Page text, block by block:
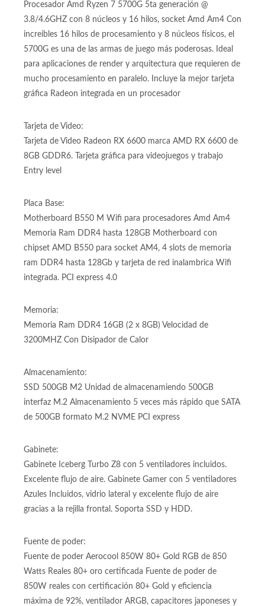
Procesador Amd Ryzen 7 5700G 5ta generación @
3.8/4.6GHZ con 8 núcleos y 16 hilos, socket Amd Am4 Con
increibles 16 hilos de procesamiento y 8 núcleos físicos, el
5700G es una de las armas de juego más poderosas. Ideal
para aplicaciones de render y arquitectura que requieren de
mucho procesamiento en paralelo. Incluye la mejor tarjeta
gráfica Radeon integrada en un procesador
Tarjeta de Video:
Tarjeta de Video Radeon RX 6600 marca AMD RX 6600 de
8GB GDDR6. Tarjeta gráfica para videojuegos y trabajo
Entry level
Placa Base:
Motherboard B550 M Wifi para procesadores Amd Am4
Memoria Ram DDR4 hasta 128GB Motherboard con
chipset AMD B550 para socket AM4, 4 slots de memoria
ram DDR4 hasta 128Gb y tarjeta de red inalambrica Wifi
integrada. PCI express 4.0
Memoria:
Memoria Ram DDR4 16GB (2 x 8GB) Velocidad de
3200MHZ Con Disipador de Calor
Almacenamiento:
SSD 500GB M2 Unidad de almacenamiendo 500GB
interfaz M.2 Almacenamiento 5 veces más rápido que SATA
de 500GB formato M.2 NVME PCI express
Gabinete:
Gabinete Iceberg Turbo Z8 con 5 ventiladores incluidos.
Excelente flujo de aire. Gabinete Gamer con 5 ventiladores
Azules Incluidos, vidrio lateral y excelente flujo de aire
gracias a la rejilla frontal. Soporta SSD y HDD.
Fuente de poder:
Fuente de poder Aerocool 850W 80+ Gold RGB de 850
Watts Reales 80+ oro certificada Fuente de poder de
850W reales con certificación 80+ Gold y eficiencia
máxima de 92%, ventilador ARGB, capacitores japoneses y